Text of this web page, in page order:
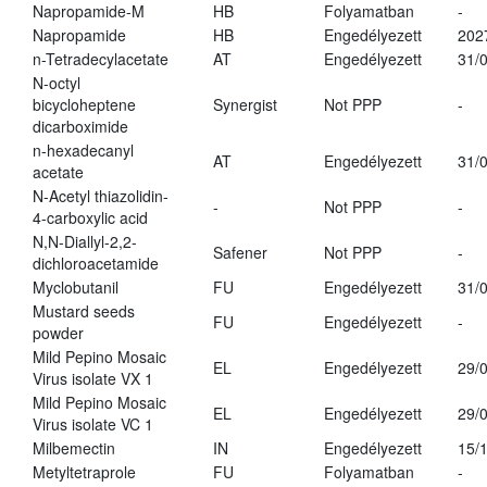
Napropamide-M HB Folyamatban
-
Napropamide
HB Engedélyezett
n-Tetradecylacetate
AT Engedélyezett
31/
N-octyl
bicycloheptene
dicarboximide
Synergist Not PPP -
n-hexadecanyl
acetate
AT Engedélyezett
31/
N-Acetyl thiazolidin-
4-carboxylic acid
- Not PPP
-
N,N-Diallyl-2,2-
dichloroacetamide
Safener Not PPP
-
Myclobutanil
FU Engedélyezett
31/
Mustard seeds
powder
FU Engedélyezett
-
Mild Pepino Mosaic
Virus isolate VX 1
EL Engedélyezett
29/
Mild Pepino Mosaic
Virus isolate VC 1
EL Engedélyezett
29/
Milbemectin
IN Engedélyezett
15/
Metyltetraprole
FU Folyamatban
-